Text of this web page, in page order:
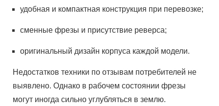
удобная и компактная конструкция при перевозке;
сменные фрезы и присутствие реверса;
оригинальный дизайн корпуса каждой модели.
Недостатков техники по отзывам потребителей не
выявлено. Однако в рабочем состоянии фрезы
могут иногда сильно углубляться в землю.